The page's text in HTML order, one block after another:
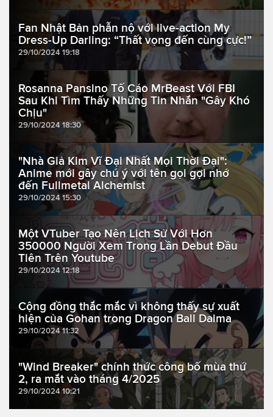
Fan Nhật Bản phẫn nộ với live-action My
Dress-Up Darling: “Thất vọng đến cùng cực!”
29/10/2024 19:18
Rosanna Pansino Tố Cáo MrBeast Với FBI
Sau Khi Tìm Thấy Những Tin Nhắn "Gây Khó
Chịu"
29/10/2024 18:30
"Nhà Giả Kim Vĩ Đại Nhất Mọi Thời Đại":
Anime mới gây chú ý với tên gọi gợi nhớ
đến Fullmetal Alchemist
29/10/2024 15:30
Một VTuber Tạo Nên Lịch Sử Với Hơn
350000 Người Xem Trong Lần Debut Đầu
Tiên Trên Youtube
29/10/2024 12:18
Cộng đồng thắc mắc vì không thấy sự xuất
hiện của Gohan trong Dragon Ball Daima
29/10/2024 11:32
"Wind Breaker" chính thức công bố mùa thứ
2, ra mắt vào tháng 4/2025
29/10/2024 10:21